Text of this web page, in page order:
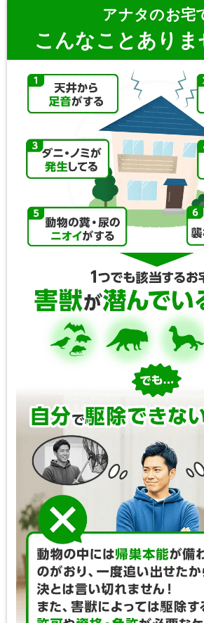
アナタのお宅
こんなことありま